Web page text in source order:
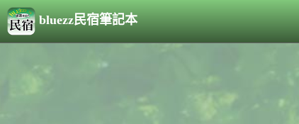
bluezz民宿筆記本